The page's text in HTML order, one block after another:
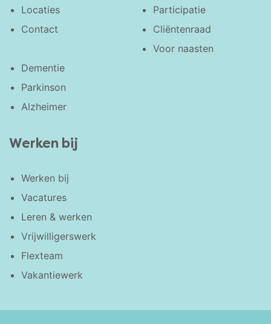
Locaties
Contact
Participatie
Cliëntenraad
Voor naasten
Dementie
Parkinson
Alzheimer
Werken bij
Werken bij
Vacatures
Leren & werken
Vrijwilligerswerk
Flexteam
Vakantiewerk